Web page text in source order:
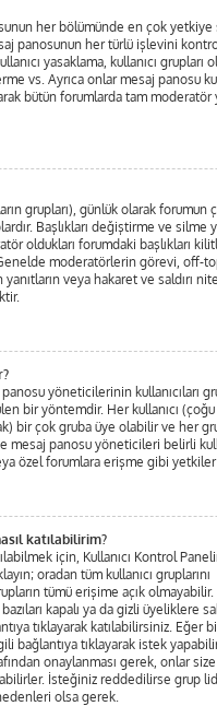
her bölümünde en çok yetkiye
panosunun her türlü işlevini
yasaklama, kullanıcı grupları
vs. Ayrıca onlar mesaj panosu
bütün forumlarda tam
grupları), günlük olarak forumun
Başlıkları değiştirme ve silme
oldukları forumdaki başlıkları
moderatörlerin görevi, off-
veya hakaret ve saldırı
panosu yöneticilerinin kullanıcıları
bir yöntemdir. Her kullanıcı
bir çok gruba üye olabilir ve her
mesaj panosu yöneticileri belirli
özel forumlara erişme gibi
katılabilirim?
için, Kullanıcı Kontrol
oradan tüm kullanıcı gruplarını
tümü erişime açık olmayabilir.
kapalı ya da gizli üyeliklere
tıklayarak katılabilirsiniz. Eğer
bağlantıya tıklayarak istek
onaylanması gerek, onlar
İsteğiniz reddedilirse grup
olsa gerek.